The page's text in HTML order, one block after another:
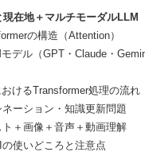
在地＋マルチモーダルLLM
の構造（Attention）
ル（GPT・Claude・
るTransformer処理の流れ
ション・知識更新問題
＋画像＋音声＋動画理解
使いどころと注意点